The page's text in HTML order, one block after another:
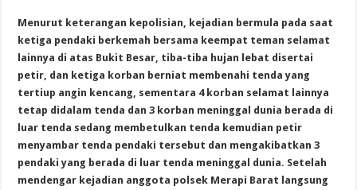
Menurut keterangan kepolisian, kejadian bermula pada saat
ketiga pendaki berkemah bersama keempat teman selamat
lainnya di atas Bukit Besar, tiba-tiba hujan lebat disertai
petir, dan ketiga korban berniat membenahi tenda yang
tertiup angin kencang, sementara 4 korban selamat lainnya
tetap didalam tenda dan 3 korban meninggal dunia berada di
luar tenda sedang membetulkan tenda kemudian petir
menyambar tenda pendaki tersebut dan mengakibatkan 3
pendaki yang berada di luar tenda meninggal dunia. Setelah
mendengar kejadian anggota polsek Merapi Barat langsung